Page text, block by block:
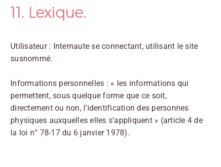
11. Lexique.
Utilisateur : Internaute se connectant, utilisant le site
susnommé.
Informations personnelles : « les informations qui
permettent, sous quelque forme que ce soit,
directement ou non, l’identification des personnes
physiques auxquelles elles s’appliquent » (article 4 de
la loi n° 78-17 du 6 janvier 1978).